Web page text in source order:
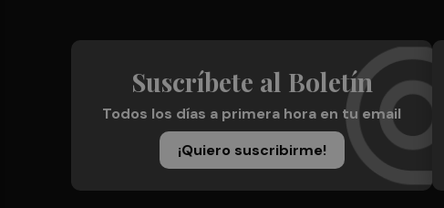
Suscríbete al Boletín
Todos los días a primera hora en tu email
¡Quiero suscribirme!